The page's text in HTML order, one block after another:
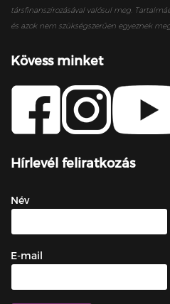
társfinanszírozásával valósul meg.
és azok nem szükségszerűen egyeznek
Kövess minket
Hírlevél feliratkozás
Név
E-mail